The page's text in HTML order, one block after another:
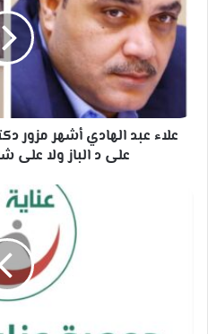
أشهر
مزور
دكتوراه
لماذا
علاء عبد الهادي أشهر مزور
على د الباز ولا على